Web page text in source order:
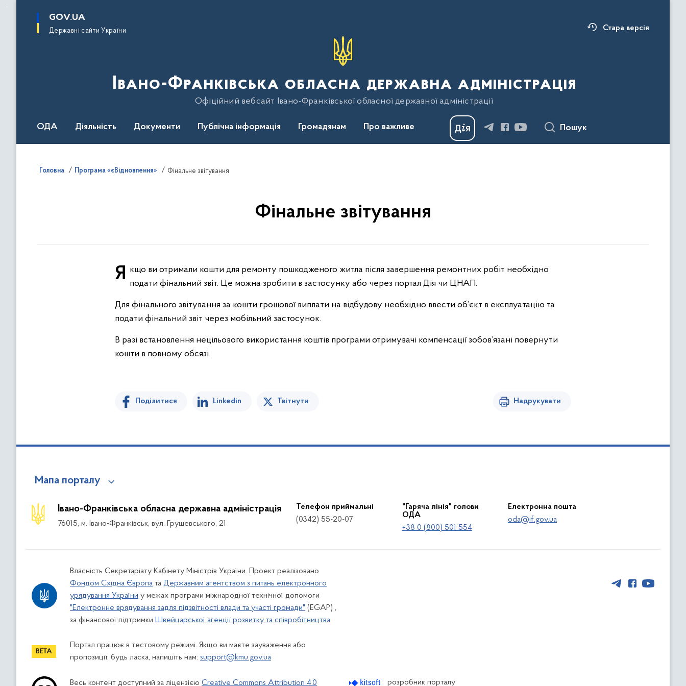
основного
GOV.UA
Державні сайти України Стара версія
Івано-Франківська обласна державна адміністрація
Офіційний вебсайт Івано-Франківської обласної державної адміністрації
ОДА Діяльність Документи Публічна інформація Громадянам Про важливе Пошук
Головна Програма «єВідновлення» Фінальне звітування
Фінальне звітування
Якщо ви отримали кошти для ремонту пошкодженого житла після завершення ремонтних робіт необхідно подати фінальний звіт. Це можна зробити в застосунку або через портал Дія чи ЦНАП.
Для фінального звітування за кошти грошової виплати на відбудову необхідно ввести об’єкт в експлуатацію та
подати фінальний звіт через мобільний застосунок.
В разі встановлення нецільового використання коштів програми отримувачі компенсації зобов’язані повернути
кошти в повному обсязі.
Поділитися Linkedin Твітнути Надрукувати
Мапа порталу
Івано-Франківська обласна державна адміністрація
76015, м. Івано-Франківськ, вул. Грушевського, 21
Телефон приймальні
(0342) 55-20-07
"Гаряча лінія" голови
ОДА
+38 0 (800) 501 554
Електронна пошта
oda@if.gov.ua
Власність Секретаріату Кабінету Міністрів України. Проект реалізовано
Фондом Східна Європа та Державним агентством з питань електронного
урядування України у межах програми міжнародної технічної допомоги
"Електронне врядування задля підзвітності влади та участі громади" (EGAP) ,
за фінансової підтримки Швейцарської агенції розвитку та співробітництва
Портал працює в тестовому режимі. Якщо ви маєте зауваження або
пропозиції, будь ласка, напишіть нам: support@kmu.gov.ua
Весь контент доступний за ліцензією Creative Commons Attribution 4.0 розробник порталу